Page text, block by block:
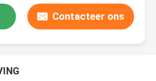
Contacteer ons